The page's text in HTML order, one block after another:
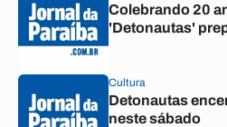
Colebrando 20
'Detonautas'
Cultura
Detonautas
neste sábado